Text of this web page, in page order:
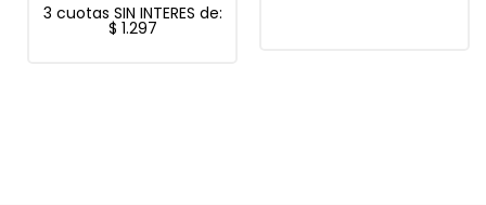
3 cuotas SIN INTERES de:
$ 1.297